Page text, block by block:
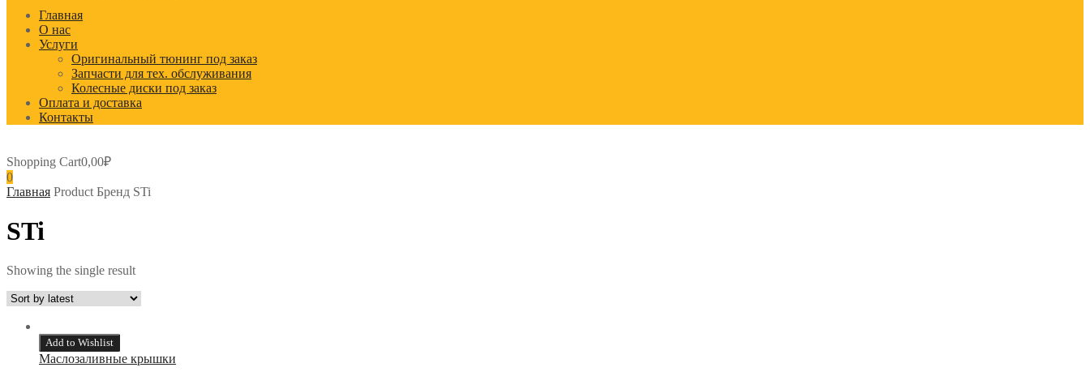
Главная
О нас
Услуги
Оригинальный тюнинг под заказ
Запчасти для тех. обслуживания
Колесные диски под заказ
Оплата и доставка
Контакты
Shopping Cart0,00₽
0
Главная Product Бренд STi
STi
Showing the single result
Add to Wishlist
Маслозаливные крышки